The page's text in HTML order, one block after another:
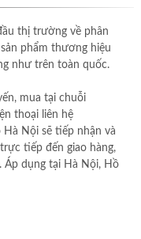
thị trường về phân
phẩm thương hiệu
như trên toàn quốc.
mua tại chuỗi
thoại liên hệ
Nội sẽ tiếp nhận và
tiếp đến giao hàng,
Áp dụng tại Hà Nội, Hồ